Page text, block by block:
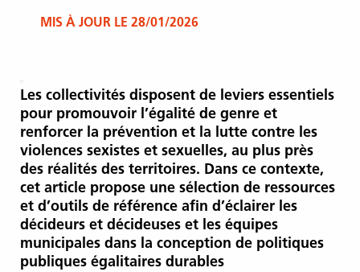
MIS À JOUR LE 28/01/2026
Les collectivités disposent de leviers essentiels
pour promouvoir l’égalité de genre et
renforcer la prévention et la lutte contre les
violences sexistes et sexuelles, au plus près
des réalités des territoires. Dans ce contexte,
cet article propose une sélection de ressources
et d’outils de référence afin d’éclairer les
décideurs et décideuses et les équipes
municipales dans la conception de politiques
publiques égalitaires durables